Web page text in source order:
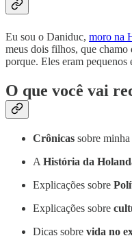
Eu sou o Daniduc, moro na
meus dois filhos, que
porque. Eles eram
O que você vai
Crônicas sobre minha
A História da
Explicações sobre
Explicações sobre
Dicas sobre vida no